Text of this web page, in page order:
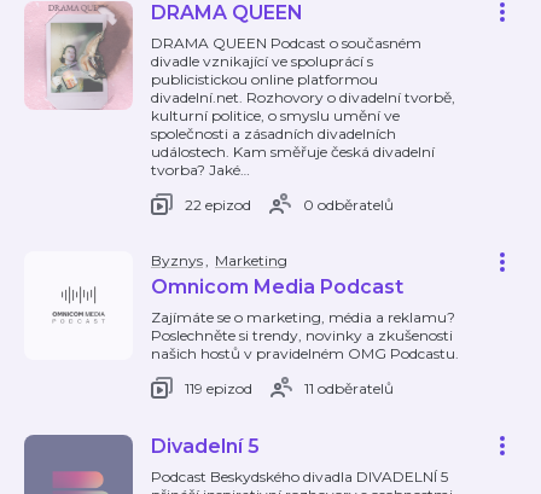
DRAMA QUEEN
DRAMA QUEEN Podcast o současném
divadle vznikající ve spoluprácí s
publicistickou online platformou
divadelní.net. Rozhovory o divadelní tvorbě,
kulturní politice, o smyslu umění ve
společnosti a zásadních divadelních
událostech. Kam směřuje česká divadelní
tvorba? Jaké…
22 epizod
0 odběratelů
Byznys, Marketing
Omnicom Media Podcast
Zajímáte se o marketing, média a reklamu?
Poslechněte si trendy, novinky a zkušenosti
našich hostů v pravidelném OMG Podcastu.
119 epizod
11 odběratelů
Divadelní 5
Podcast Beskydského divadla DIVADELNÍ 5